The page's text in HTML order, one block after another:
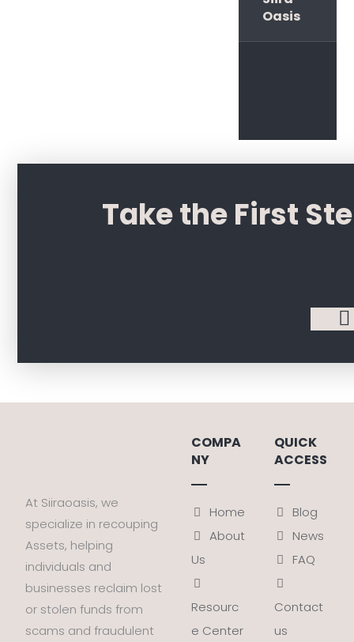
Oasis
Take the First
At Siiraoasis, we
specialize in recouping
Assets, helping
individuals and
businesses reclaim lost
or stolen funds from
scams and fraudulent
COMPA
NY
Home
About
Us
Resourc
e Center
QUICK
ACCESS
Blog
News
FAQ
Contact
us